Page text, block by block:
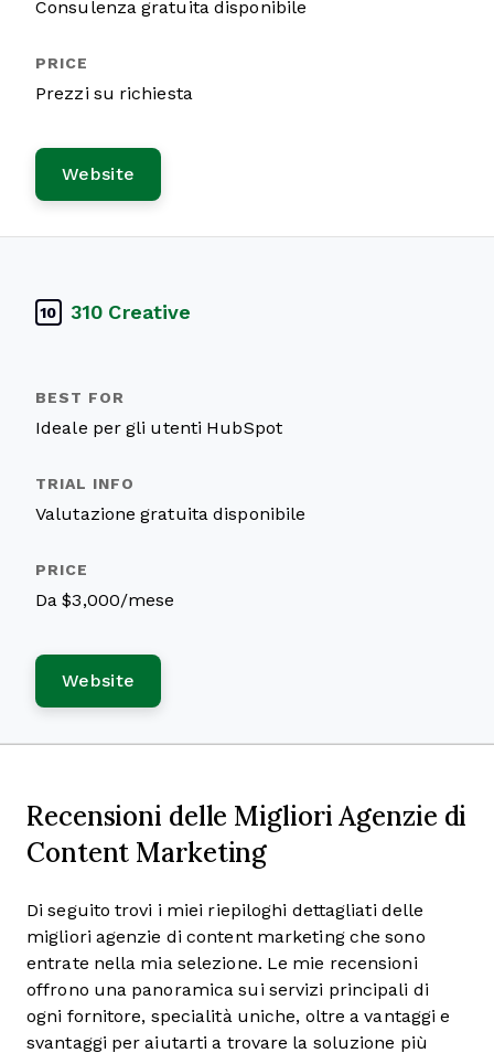
Consulenza gratuita disponibile
Prezzi su richiesta
Website
10 310 Creative
Ideale per gli utenti HubSpot
Valutazione gratuita disponibile
Da $3,000/mese
Website
Recensioni delle Migliori Agenzie di
Content Marketing
Di seguito trovi i miei riepiloghi dettagliati delle
migliori agenzie di content marketing che sono
entrate nella mia selezione. Le mie recensioni
offrono una panoramica sui servizi principali di
ogni fornitore, specialità uniche, oltre a vantaggi e
svantaggi per aiutarti a trovare la soluzione più